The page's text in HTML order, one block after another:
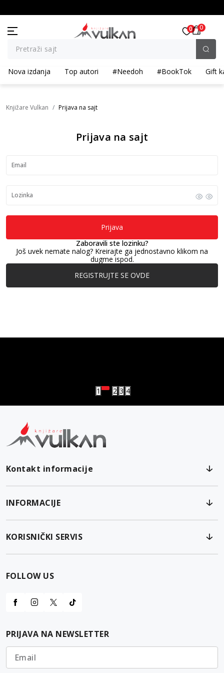
Pretraži sajt
0 0
Nova izdanja Top autori #Needoh #BookTok Gift
Knjižare Vulkan Prijava na sajt
Prijava na sajt
Email
Lozinka
Prijava
Zaboravili ste lozinku?
Još uvek nemate nalog? Kreirajte ga jednostavno klikom na
dugme ispod.
REGISTRUJTE SE OVDE
1 2 3 4
Kontakt informacije
INFORMACIJE
KORISNIČKI SERVIS
FOLLOW US
PRIJAVA NA NEWSLETTER
Email